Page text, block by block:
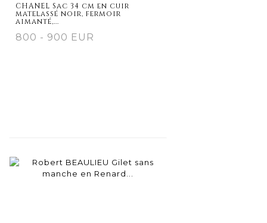
CHANEL Sac 34 cm en cuir
matelassé noir, fermoir
aimanté,...
800 - 900 EUR